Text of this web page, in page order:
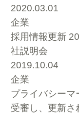
2020.03.01
企業
採用情報更新
社説明会
2019.10.04
企業
プライバシーマ
受審し、更新さ